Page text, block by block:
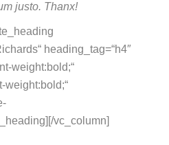
justo. Thanx!
heading_tag=“h4″
weight:bold;“
weight:bold;“
vc_column]